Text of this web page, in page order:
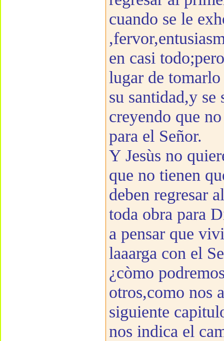
cuando se le
en casi
lugar de
su santidad,y se
creyendo que
para el Señor.
Y Jesùs no
que no tienen
deben regresar
toda obra para
a pensar que
laaarga con el
¿còmo
otros,como nos
siguiente
nos indica el